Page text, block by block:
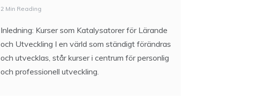
2 Min Reading
Inledning: Kurser som Katalysatorer för Lärande
och Utveckling I en värld som ständigt förändras
och utvecklas, står kurser i centrum för personlig
och professionell utveckling.